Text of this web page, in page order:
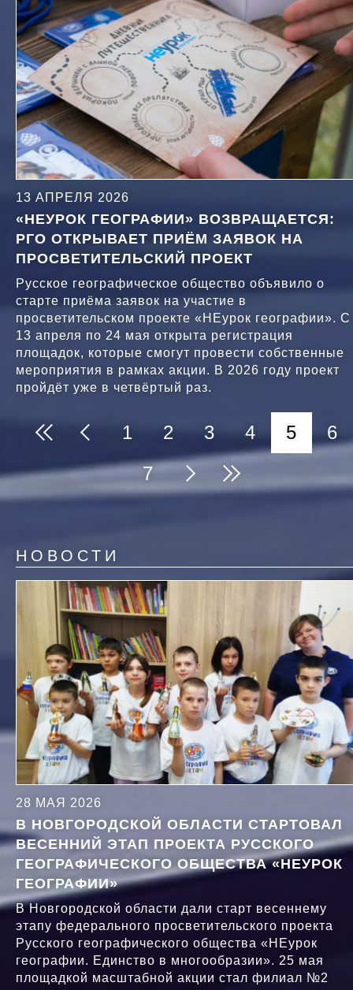
13 АПРЕЛЯ 2026
«НЕУРОК ГЕОГРАФИИ» ВОЗВРАЩАЕТСЯ:
РГО ОТКРЫВАЕТ ПРИЁМ ЗАЯВОК НА
ПРОСВЕТИТЕЛЬСКИЙ ПРОЕКТ
Русское географическое общество объявило о
старте приёма заявок на участие в
просветительском проекте «НЕурок географии». С
13 апреля по 24 мая открыта регистрация
площадок, которые смогут провести собственные
мероприятия в рамках акции. В 2026 году проект
пройдёт уже в четвёртый раз.
Нумерация
Page
1 Page
2 Page
3 Page
4 5
6
Page
7
НОВОСТИ
28 МАЯ 2026
В НОВГОРОДСКОЙ ОБЛАСТИ СТАРТОВАЛ
ВЕСЕННИЙ ЭТАП ПРОЕКТА РУССКОГО
ГЕОГРАФИЧЕСКОГО ОБЩЕСТВА «НЕУРОК
ГЕОГРАФИИ»
В Новгородской области дали старт весеннему
этапу федерального просветительского проекта
Русского географического общества «НЕурок
географии. Единство в многообразии». 25 мая
площадкой масштабной акции стал филиал №2